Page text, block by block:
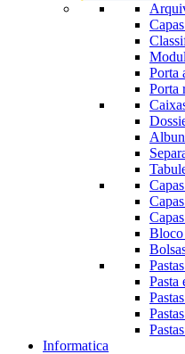
Porta
Porta
Bloco
Pasta
Informatica